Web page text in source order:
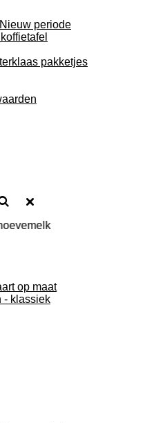
periode
pakketjes
op maat
- klassiek